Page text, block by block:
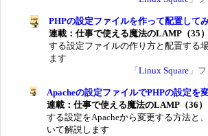
PHPの設定ファイルを作って配置して
連載：仕事で使える魔法のLAMP（35）
する設定ファイルの作り方と配置する
ます
「 Linux Square 」
Apacheの設定ファイルでPHPの設定を
連載：仕事で使える魔法のLAMP（36）
する設定をApacheから変更する方法と
いて解説します